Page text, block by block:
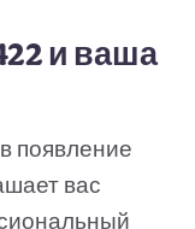
и ваша
появление
вас